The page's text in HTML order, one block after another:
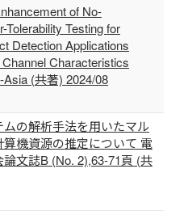
of No-
Tolerability Testing for
Detection Applications
Characteristics
(共著) 2024/08
の解析手法を用いたマル
機資源の推定について 電
文誌B (No. 2),63-71頁 (共